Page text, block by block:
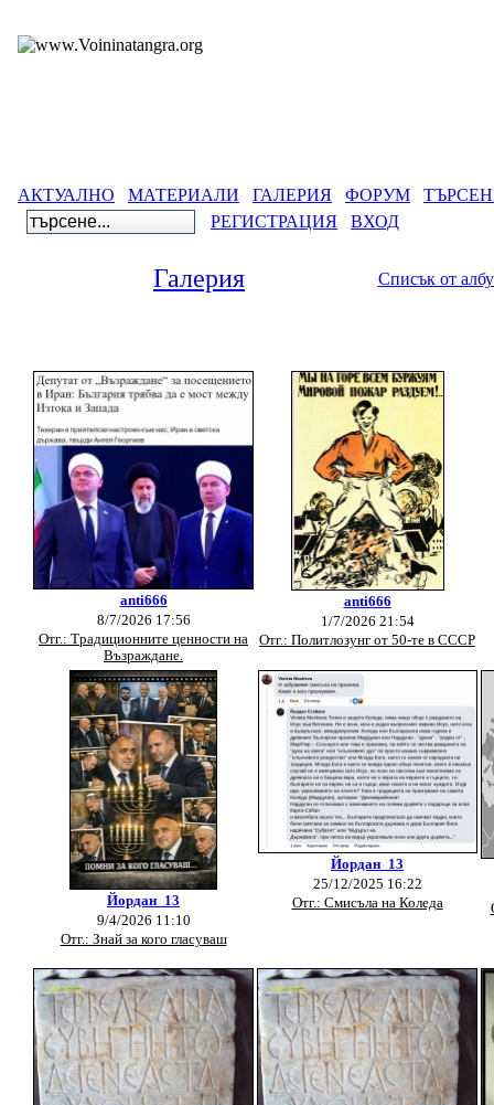
АКТУАЛНО МАТЕРИАЛИ ГАЛЕРИЯ ФОРУМ
РЕГИСТРАЦИЯ
ВХОД
Галерия Списък от
anti666
8/7/2026 17:56
Отг.: Традиционните ценности на
Възраждане.
anti666
1/7/2026 21:54
Отг.: Политлозунг от 50-те в СССР
Йордан_13
9/4/2026 11:10
Отг.: Знай за кого гласуваш
Йордан_13
25/12/2025 16:22
Отг.: Смисъла на Коледа